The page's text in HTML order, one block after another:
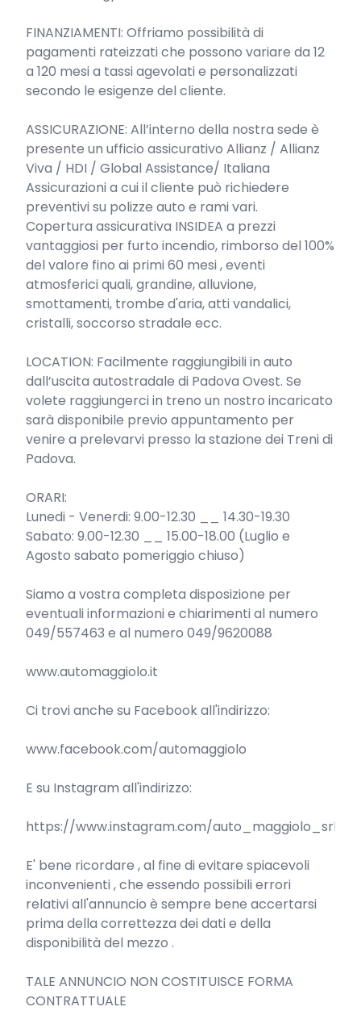
FINANZIAMENTI: Offriamo possibilità di
pagamenti rateizzati che possono variare da 12
a 120 mesi a tassi agevolati e personalizzati
secondo le esigenze del cliente.
ASSICURAZIONE: All’interno della nostra sede è
presente un ufficio assicurativo Allianz / Allianz
Viva / HDI / Global Assistance/ Italiana
Assicurazioni a cui il cliente può richiedere
preventivi su polizze auto e rami vari.
Copertura assicurativa INSIDEA a prezzi
vantaggiosi per furto incendio, rimborso del 100%
del valore fino ai primi 60 mesi , eventi
atmosferici quali, grandine, alluvione,
smottamenti, trombe d'aria, atti vandalici,
cristalli, soccorso stradale ecc.
LOCATION: Facilmente raggiungibili in auto
dall’uscita autostradale di Padova Ovest. Se
volete raggiungerci in treno un nostro incaricato
sarà disponibile previo appuntamento per
venire a prelevarvi presso la stazione dei Treni di
Padova.
ORARI:
Lunedi - Venerdi: 9.00-12.30 __ 14.30-19.30
Sabato: 9.00-12.30 __ 15.00-18.00 (Luglio e
Agosto sabato pomeriggio chiuso)
Siamo a vostra completa disposizione per
eventuali informazioni e chiarimenti al numero
049/557463 e al numero 049/9620088
www.automaggiolo.it
Ci trovi anche su Facebook all'indirizzo:
www.facebook.com/automaggiolo
E su Instagram all'indirizzo:
https://www.instagram.com/auto_maggiolo_srl
E' bene ricordare , al fine di evitare spiacevoli
inconvenienti , che essendo possibili errori
relativi all'annuncio è sempre bene accertarsi
prima della correttezza dei dati e della
disponibilità del mezzo .
TALE ANNUNCIO NON COSTITUISCE FORMA
CONTRATTUALE